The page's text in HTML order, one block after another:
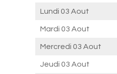
Lundi 03 Aout
Mardi 03 Aout
Mercredi 03 Aout
Jeudi 03 Aout